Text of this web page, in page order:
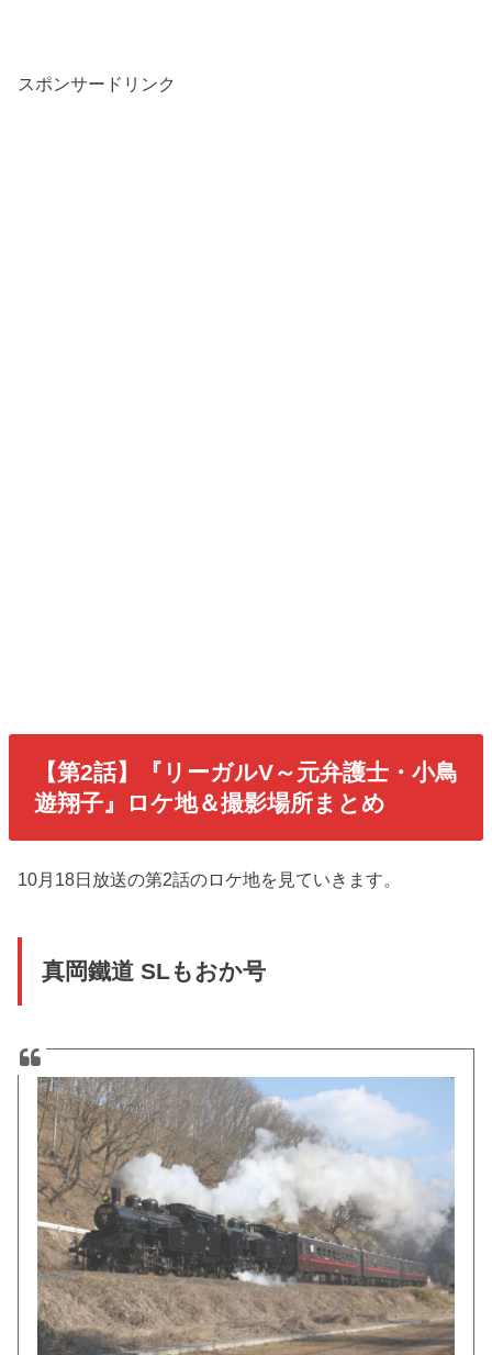
スポンサードリンク
【第2話】『リーガルV～元弁護士・小鳥
遊翔子』ロケ地＆撮影場所まとめ
10月18日放送の第2話のロケ地を見ていきます。
真岡鐵道 SLもおか号